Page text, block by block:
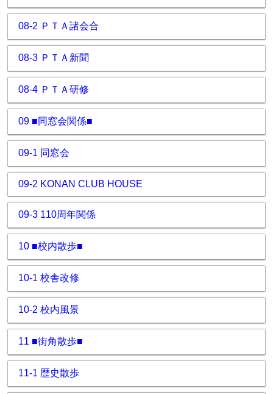
08-2 ＰＴＡ諸会合
08-3 ＰＴＡ新聞
08-4 ＰＴＡ研修
09 ■同窓会関係■
09-1 同窓会
09-2 KONAN CLUB HOUSE
09-3 110周年関係
10 ■校内散歩■
10-1 校舎改修
10-2 校内風景
11 ■街角散歩■
11-1 歴史散歩